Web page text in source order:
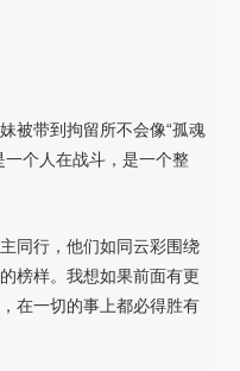
被带到拘留所不会像“孤魂
一个人在战斗，是一个整
同行，他们如同云彩围绕
榜样。我想如果前面有更
在一切的事上都必得胜有